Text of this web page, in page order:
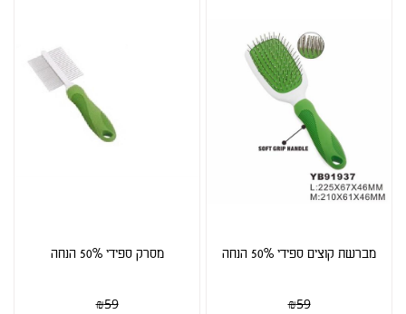
מברשת קוצים ספידי 50% הנחה
₪59
מסרק ספידי 50% הנחה
₪59